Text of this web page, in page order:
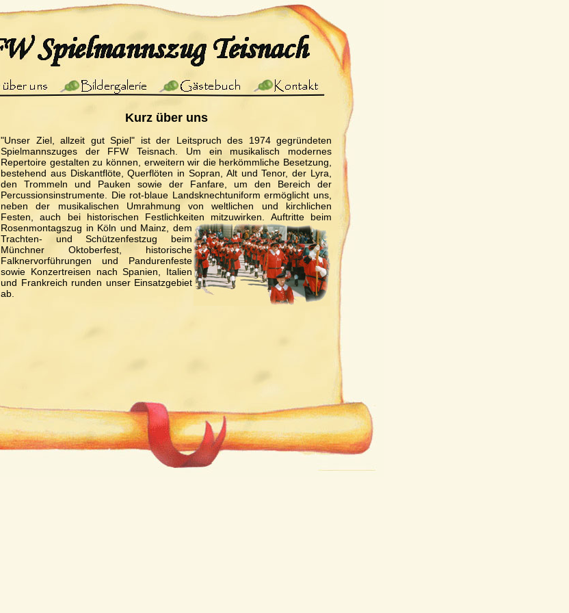
Kurz über uns
"Unser Ziel, allzeit gut Spiel" ist der Leitspruch des 1974 gegründeten
Spielmannszuges der FFW Teisnach. Um ein musikalisch modernes
Repertoire gestalten zu können, erweitern wir die herkömmliche Besetzung,
bestehend aus Diskantflöte, Querflöten in Sopran, Alt und Tenor, der Lyra,
den Trommeln und Pauken sowie der Fanfare, um den Bereich der
Percussionsinstrumente. Die rot-blaue Landsknechtuniform ermöglicht uns,
neben der musikalischen Umrahmung von weltlichen und kirchlichen
Festen, auch bei historischen Festlichkeiten mitzuwirken.
Auftritte beim
Rosenmontagszug in Köln und Mainz, dem
Trachten- und Schützenfestzug beim
Münchner Oktoberfest, historische
Falknervorführungen und Pandurenfeste
sowie Konzertreisen nach Spanien, Italien
und Frankreich runden unser Einsatzgebiet
ab.